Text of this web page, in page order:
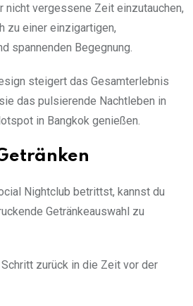
nicht vergessene Zeit einzutauchen,
zu einer einzigartigen,
spannenden Begegnung.
steigert das Gesamterlebnis
das pulsierende Nachtleben in
in Bangkok genießen.
Nightclub betrittst, kannst du
Getränkeauswahl zu
zurück in die Zeit vor der